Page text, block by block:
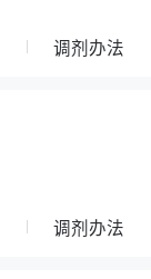
调剂办法
调剂办法